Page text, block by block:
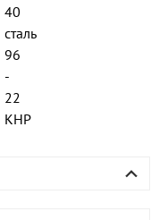
40
сталь
96
-
22
КНР